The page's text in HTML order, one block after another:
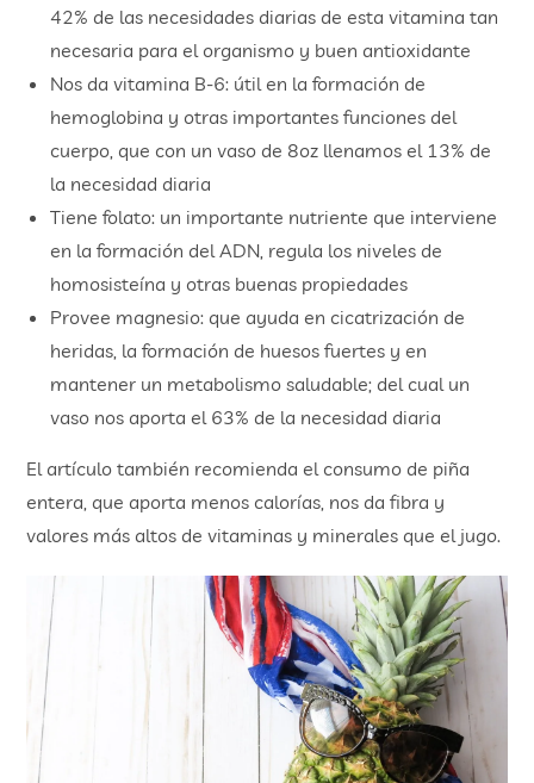
42% de las necesidades diarias de esta vitamina tan
necesaria para el organismo y buen antioxidante
Nos da vitamina B-6: útil en la formación de
hemoglobina y otras importantes funciones del
cuerpo, que con un vaso de 8oz llenamos el 13% de
la necesidad diaria
Tiene folato: un importante nutriente que interviene
en la formación del ADN, regula los niveles de
homosisteína y otras buenas propiedades
Provee magnesio: que ayuda en cicatrización de
heridas, la formación de huesos fuertes y en
mantener un metabolismo saludable; del cual un
vaso nos aporta el 63% de la necesidad diaria
El artículo también recomienda el consumo de piña
entera, que aporta menos calorías, nos da fibra y
valores más altos de vitaminas y minerales que el jugo.